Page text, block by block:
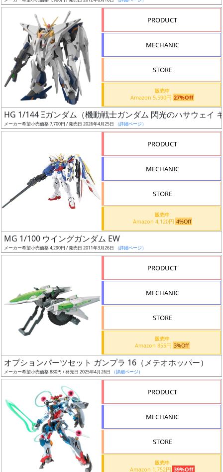
シ
ー
ズ・
況
売
抽
選
在
PRODUCT
MECHANIC
STORE
販売中
Amazon 5,590円 27%Off
HG 1/144 Ξガンダム（機動戦士ガンダム 閃光のハサウェイ
メーカー希望小売価格 7,700円 / 発売日 2026年4月25日 （詳細ページ）
PRODUCT
MECHANIC
STORE
販売中
Amazon 4,120円 4%Off
MG 1/100 ウイングガンダム EW
メーカー希望小売価格 4,290円 / 発売日 2011年3月26日 （詳細ページ）
PRODUCT
MECHANIC
STORE
販売中
Amazon 855円 3%Off
オプションパーツセット ガンプラ 16（メテオホッパー）
メーカー希望小売価格 880円 / 発売日 2025年4月26日 （詳細ページ）
PRODUCT
MECHANIC
STORE
販売中
Amazon 1,752円 39%Off